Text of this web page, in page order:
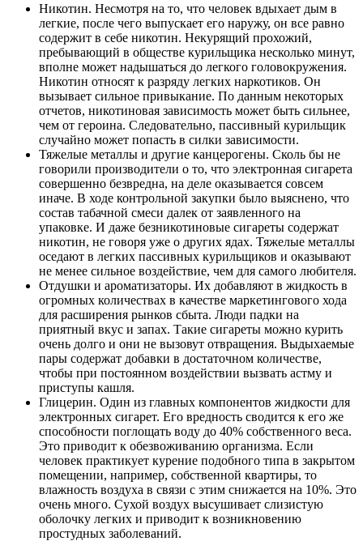
Никотин. Несмотря на то, что человек вдыхает дым в
легкие, после чего выпускает его наружу, он все равно
содержит в себе никотин. Некурящий прохожий,
пребывающий в обществе курильщика несколько минут,
вполне может надышаться до легкого головокружения.
Никотин относят к разряду легких наркотиков. Он
вызывает сильное привыкание. По данным некоторых
отчетов, никотиновая зависимость может быть сильнее,
чем от героина. Следовательно, пассивный курильщик
случайно может попасть в силки зависимости.
Тяжелые металлы и другие канцерогены. Сколь бы не
говорили производители о то, что электронная сигарета
совершенно безвредна, на деле оказывается совсем
иначе. В ходе контрольной закупки было выяснено, что
состав табачной смеси далек от заявленного на
упаковке. И даже безникотиновые сигареты содержат
никотин, не говоря уже о других ядах. Тяжелые металлы
оседают в легких пассивных курильщиков и оказывают
не менее сильное воздействие, чем для самого любителя.
Отдушки и ароматизаторы. Их добавляют в жидкость в
огромных количествах в качестве маркетингового хода
для расширения рынков сбыта. Люди падки на
приятный вкус и запах. Такие сигареты можно курить
очень долго и они не вызовут отвращения. Выдыхаемые
пары содержат добавки в достаточном количестве,
чтобы при постоянном воздействии вызвать астму и
приступы кашля.
Глицерин. Один из главных компонентов жидкости для
электронных сигарет. Его вредность сводится к его же
способности поглощать воду до 40% собственного веса.
Это приводит к обезвоживанию организма. Если
человек практикует курение подобного типа в закрытом
помещении, например, собственной квартиры, то
влажность воздуха в связи с этим снижается на 10%. Это
очень много. Сухой воздух высушивает слизистую
оболочку легких и приводит к возникновению
простудных заболеваний.